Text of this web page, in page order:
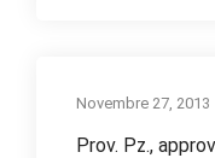
Novembre 27, 2013
Prov. Pz.,